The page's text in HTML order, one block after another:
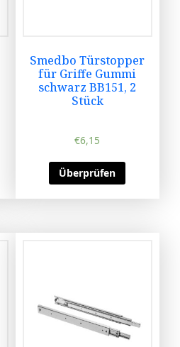
Smedbo Türstopper
für Griffe Gummi
schwarz BB151, 2
Stück
€6,15
Überprüfen